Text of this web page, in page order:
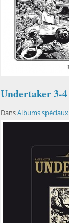
Undertaker 3-4
DansAlbums spéciaux